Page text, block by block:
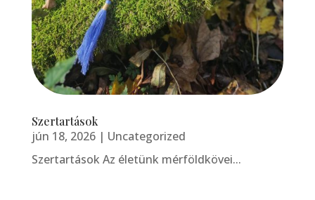
Szertartások
jún 18, 2026| Uncategorized
Szertartások Az életünk mérföldkövei...